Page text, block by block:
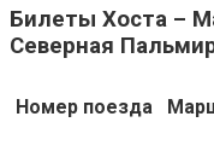
Билеты Хоста –
Северная
Номер поезда